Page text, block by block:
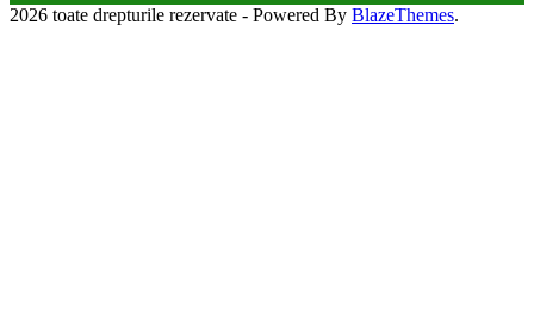
2026 toate drepturile rezervate - Powered By BlazeThemes.